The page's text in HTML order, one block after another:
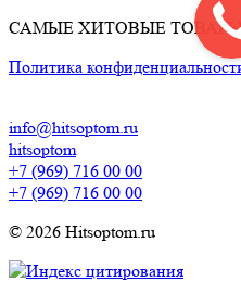
САМЫЕ ХИТОВЫЕ
Политика
info@hitsoptom.ru
hitsoptom
+7 (969) 716 00 00
+7 (969) 716 00 00
© 2026 Hitsoptom.ru